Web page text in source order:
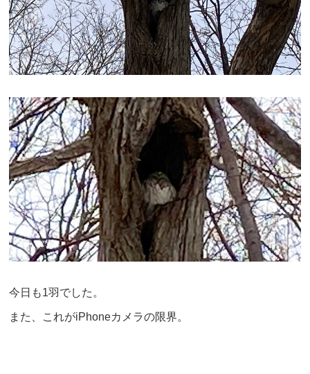
今日も1羽でした。
また、これがiPhoneカメラの限界。